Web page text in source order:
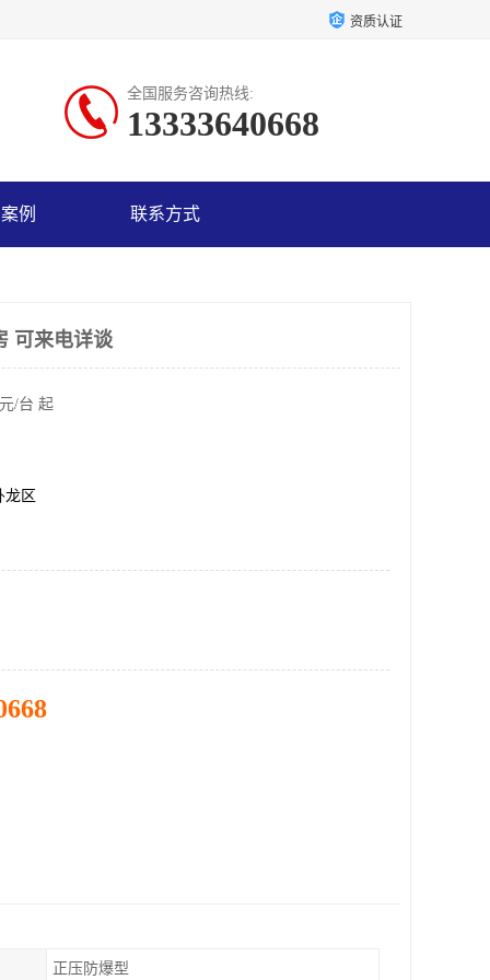
资质认证
全国服务咨询热线:
13333640668
例 联系方式
可来电详谈
/台 起
龙区
正压防爆型